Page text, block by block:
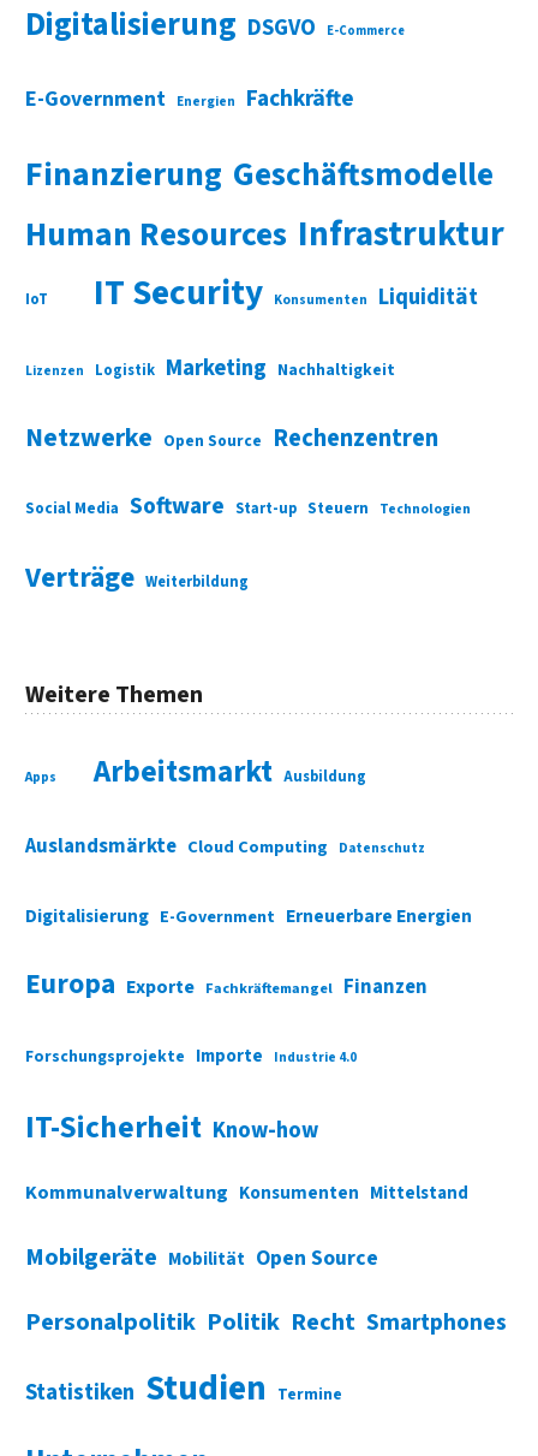
Digitalisierung DSGVO E-Commerce
E-Government Energien Fachkräfte
Finanzierung Geschäftsmodelle
Human Resources Infrastruktur
IoT IT Security Konsumenten Liquidität
Lizenzen Logistik Marketing Nachhaltigkeit
Netzwerke Open Source Rechenzentren
Social Media Software Start-up Steuern Technologien
Verträge Weiterbildung
Weitere Themen
Apps Arbeitsmarkt Ausbildung
Auslandsmärkte Cloud Computing Datenschutz
Digitalisierung E-Government Erneuerbare Energien
Europa Exporte Fachkräftemangel Finanzen
Forschungsprojekte Importe Industrie 4.0
IT-Sicherheit Know-how
Kommunalverwaltung Konsumenten Mittelstand
Mobilgeräte Mobilität Open Source
Personalpolitik Politik Recht Smartphones
Statistiken Studien Termine